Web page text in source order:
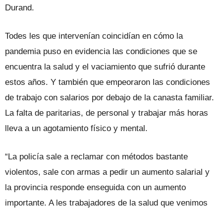
Durand.
Todes les que intervenían coincidían en cómo la
pandemia puso en evidencia las condiciones que se
encuentra la salud y el vaciamiento que sufrió durante
estos años. Y también que empeoraron las condiciones
de trabajo con salarios por debajo de la canasta familiar.
La falta de paritarias, de personal y trabajar más horas
lleva a un agotamiento físico y mental.
“La policía sale a reclamar con métodos bastante
violentos, sale con armas a pedir un aumento salarial y
la provincia responde enseguida con un aumento
importante. A les trabajadores de la salud que venimos